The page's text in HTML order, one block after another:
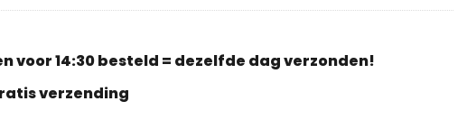
voor 14:30 besteld = dezelfde dag verzonden!
verzending